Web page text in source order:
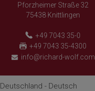
Pforzheimer Straße 32
75438 Knittlingen
+49 7043 35-0
+49 7043 35-4300
info@richard-wolf.com
Deutschland - Deutsch